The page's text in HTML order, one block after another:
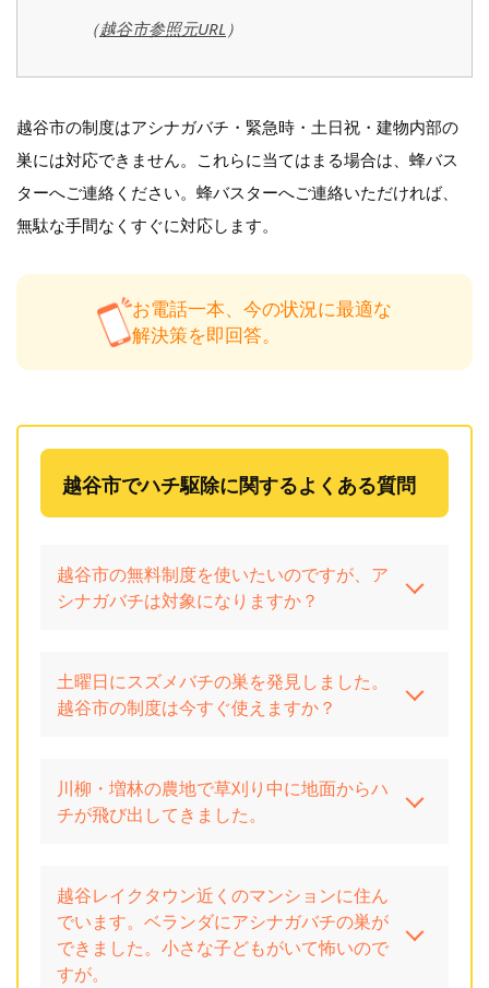
（越谷市参照元URL）
越谷市の制度はアシナガバチ・緊急時・土日祝・建物内部の
巣には対応できません。これらに当てはまる場合は、蜂バス
ターへご連絡ください。蜂バスターへご連絡いただければ、
無駄な手間なくすぐに対応します。
お電話一本、今の状況に最適な
解決策を即回答。
越谷市でハチ駆除に関するよくある質問
越谷市の無料制度を使いたいのですが、ア
シナガバチは対象になりますか？
土曜日にスズメバチの巣を発見しました。
越谷市の制度は今すぐ使えますか？
川柳・増林の農地で草刈り中に地面からハ
チが飛び出してきました。
越谷レイクタウン近くのマンションに住ん
でいます。ベランダにアシナガバチの巣が
できました。小さな子どもがいて怖いので
すが。